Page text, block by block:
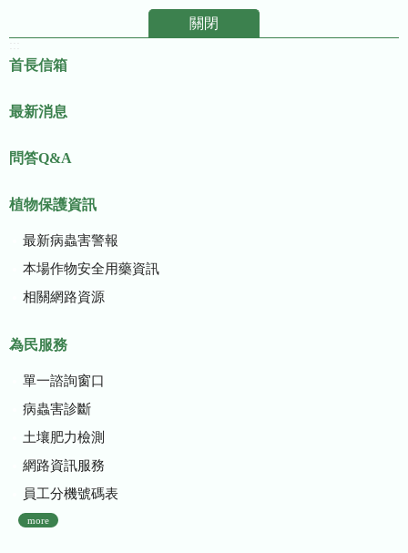
關閉
首長信箱
最新消息
問答Q&A
植物保護資訊
最新病蟲害警報
本場作物安全用藥資訊
相關網路資源
為民服務
單一諮詢窗口
病蟲害診斷
土壤肥力檢測
網路資訊服務
員工分機號碼表
more